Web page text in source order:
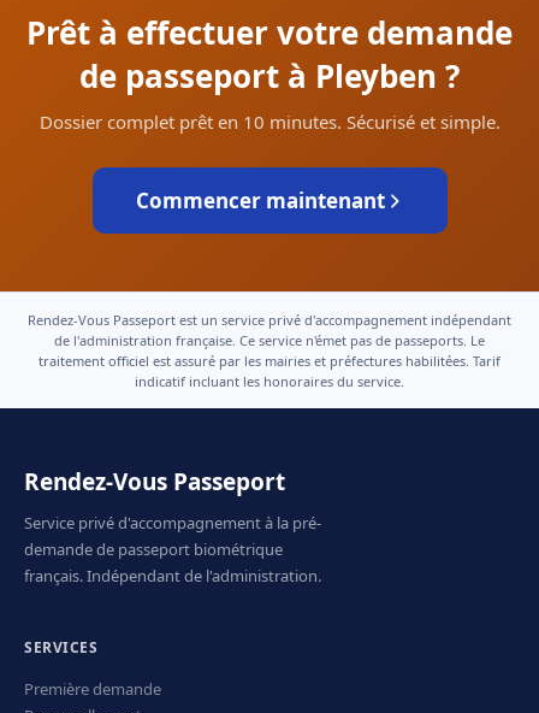
Prêt à effectuer votre demande
de passeport à Pleyben ?
Dossier complet prêt en 10 minutes. Sécurisé et simple.
Commencer maintenant
Rendez-Vous Passeport est un service privé d'accompagnement indépendant
de l'administration française. Ce service n'émet pas de passeports. Le
traitement officiel est assuré par les mairies et préfectures habilitées. Tarif
indicatif incluant les honoraires du service.
Rendez-Vous Passeport
Service privé d'accompagnement à la pré-
demande de passeport biométrique
français. Indépendant de l'administration.
SERVICES
Première demande